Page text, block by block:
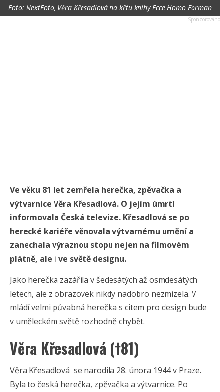
Foto: NextFoto, Věra Křesadlová na křtu knihy Ecce Homo Forman
Ve věku 81 let zemřela herečka, zpěvačka a
výtvarnice Věra Křesadlová. O jejím úmrtí
informovala Česká televize. Křesadlová se po
herecké kariéře věnovala výtvarnému umění a
zanechala výraznou stopu nejen na filmovém
plátně, ale i ve světě designu.
Jako herečka zazářila v šedesátých až osmdesátých
letech, ale z obrazovek nikdy nadobro nezmizela. V
mládí velmi půvabná herečka s citem pro design bude
v uměleckém světě rozhodně chybět.
Věra Křesadlová (†81)
Věra Křesadlová se narodila 28. února 1944 v Praze.
Byla to česká herečka, zpěvačka a výtvarnice. Po